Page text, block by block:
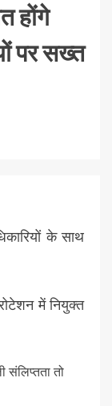
होंगे
पर सख्त
के साथ
में नियुक्त
संलिप्तता तो